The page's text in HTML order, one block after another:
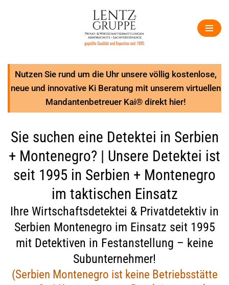
Nutzen Sie rund um die Uhr unsere völlig kostenlose,
neue und innovative Ki Beratung mit unserem virtuellen
Mandantenbetreuer Kai® direkt hier!
Sie suchen eine Detektei in Serbien
+ Montenegro? | Unsere Detektei ist
seit 1995 in Serbien + Montenegro
im taktischen Einsatz
Ihre Wirtschaftsdetektei & Privatdetektiv in
Serbien Montenegro im Einsatz seit 1995
mit Detektiven in Festanstellung – keine
Subunternehmer!
(Serbien Montenegro ist keine Betriebsstätte